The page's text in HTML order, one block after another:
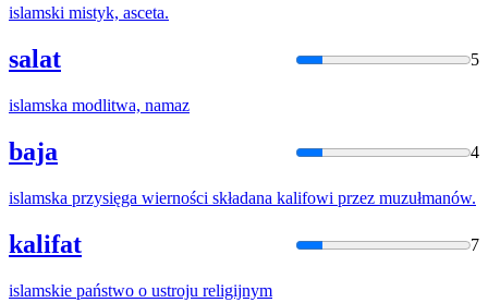
islamski mistyk, asceta.
salat 5
islamska modlitwa, namaz
baja 4
islamska przysięga wierności składana kalifowi przez muzułmanów.
kalifat 7
islamskie państwo o ustroju religijnym